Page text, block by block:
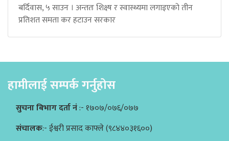
बर्दिवास, ५ साउन । अन्ततः शिक्ष्ष र स्वास्थ्यमा लगाइएको तीन
प्रतिशत समता कर हटाउन सरकार
हामीलाई सम्पर्क गर्नुहोस
सुचना बिभाग दर्ता नं:- १७०७/०७६/०७७
संचालक:- ईश्वरी प्रसाद काफ्ले (९८४४०३१६००)